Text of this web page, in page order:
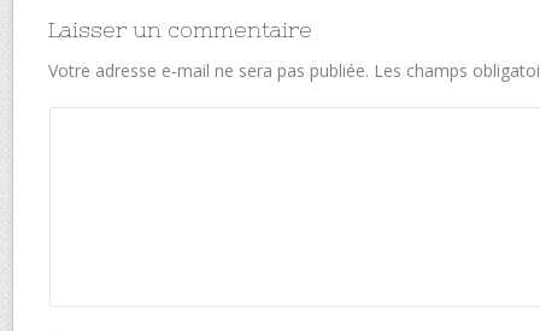
Laisser un commentaire
Votre adresse e-mail ne sera pas publiée. Les champs